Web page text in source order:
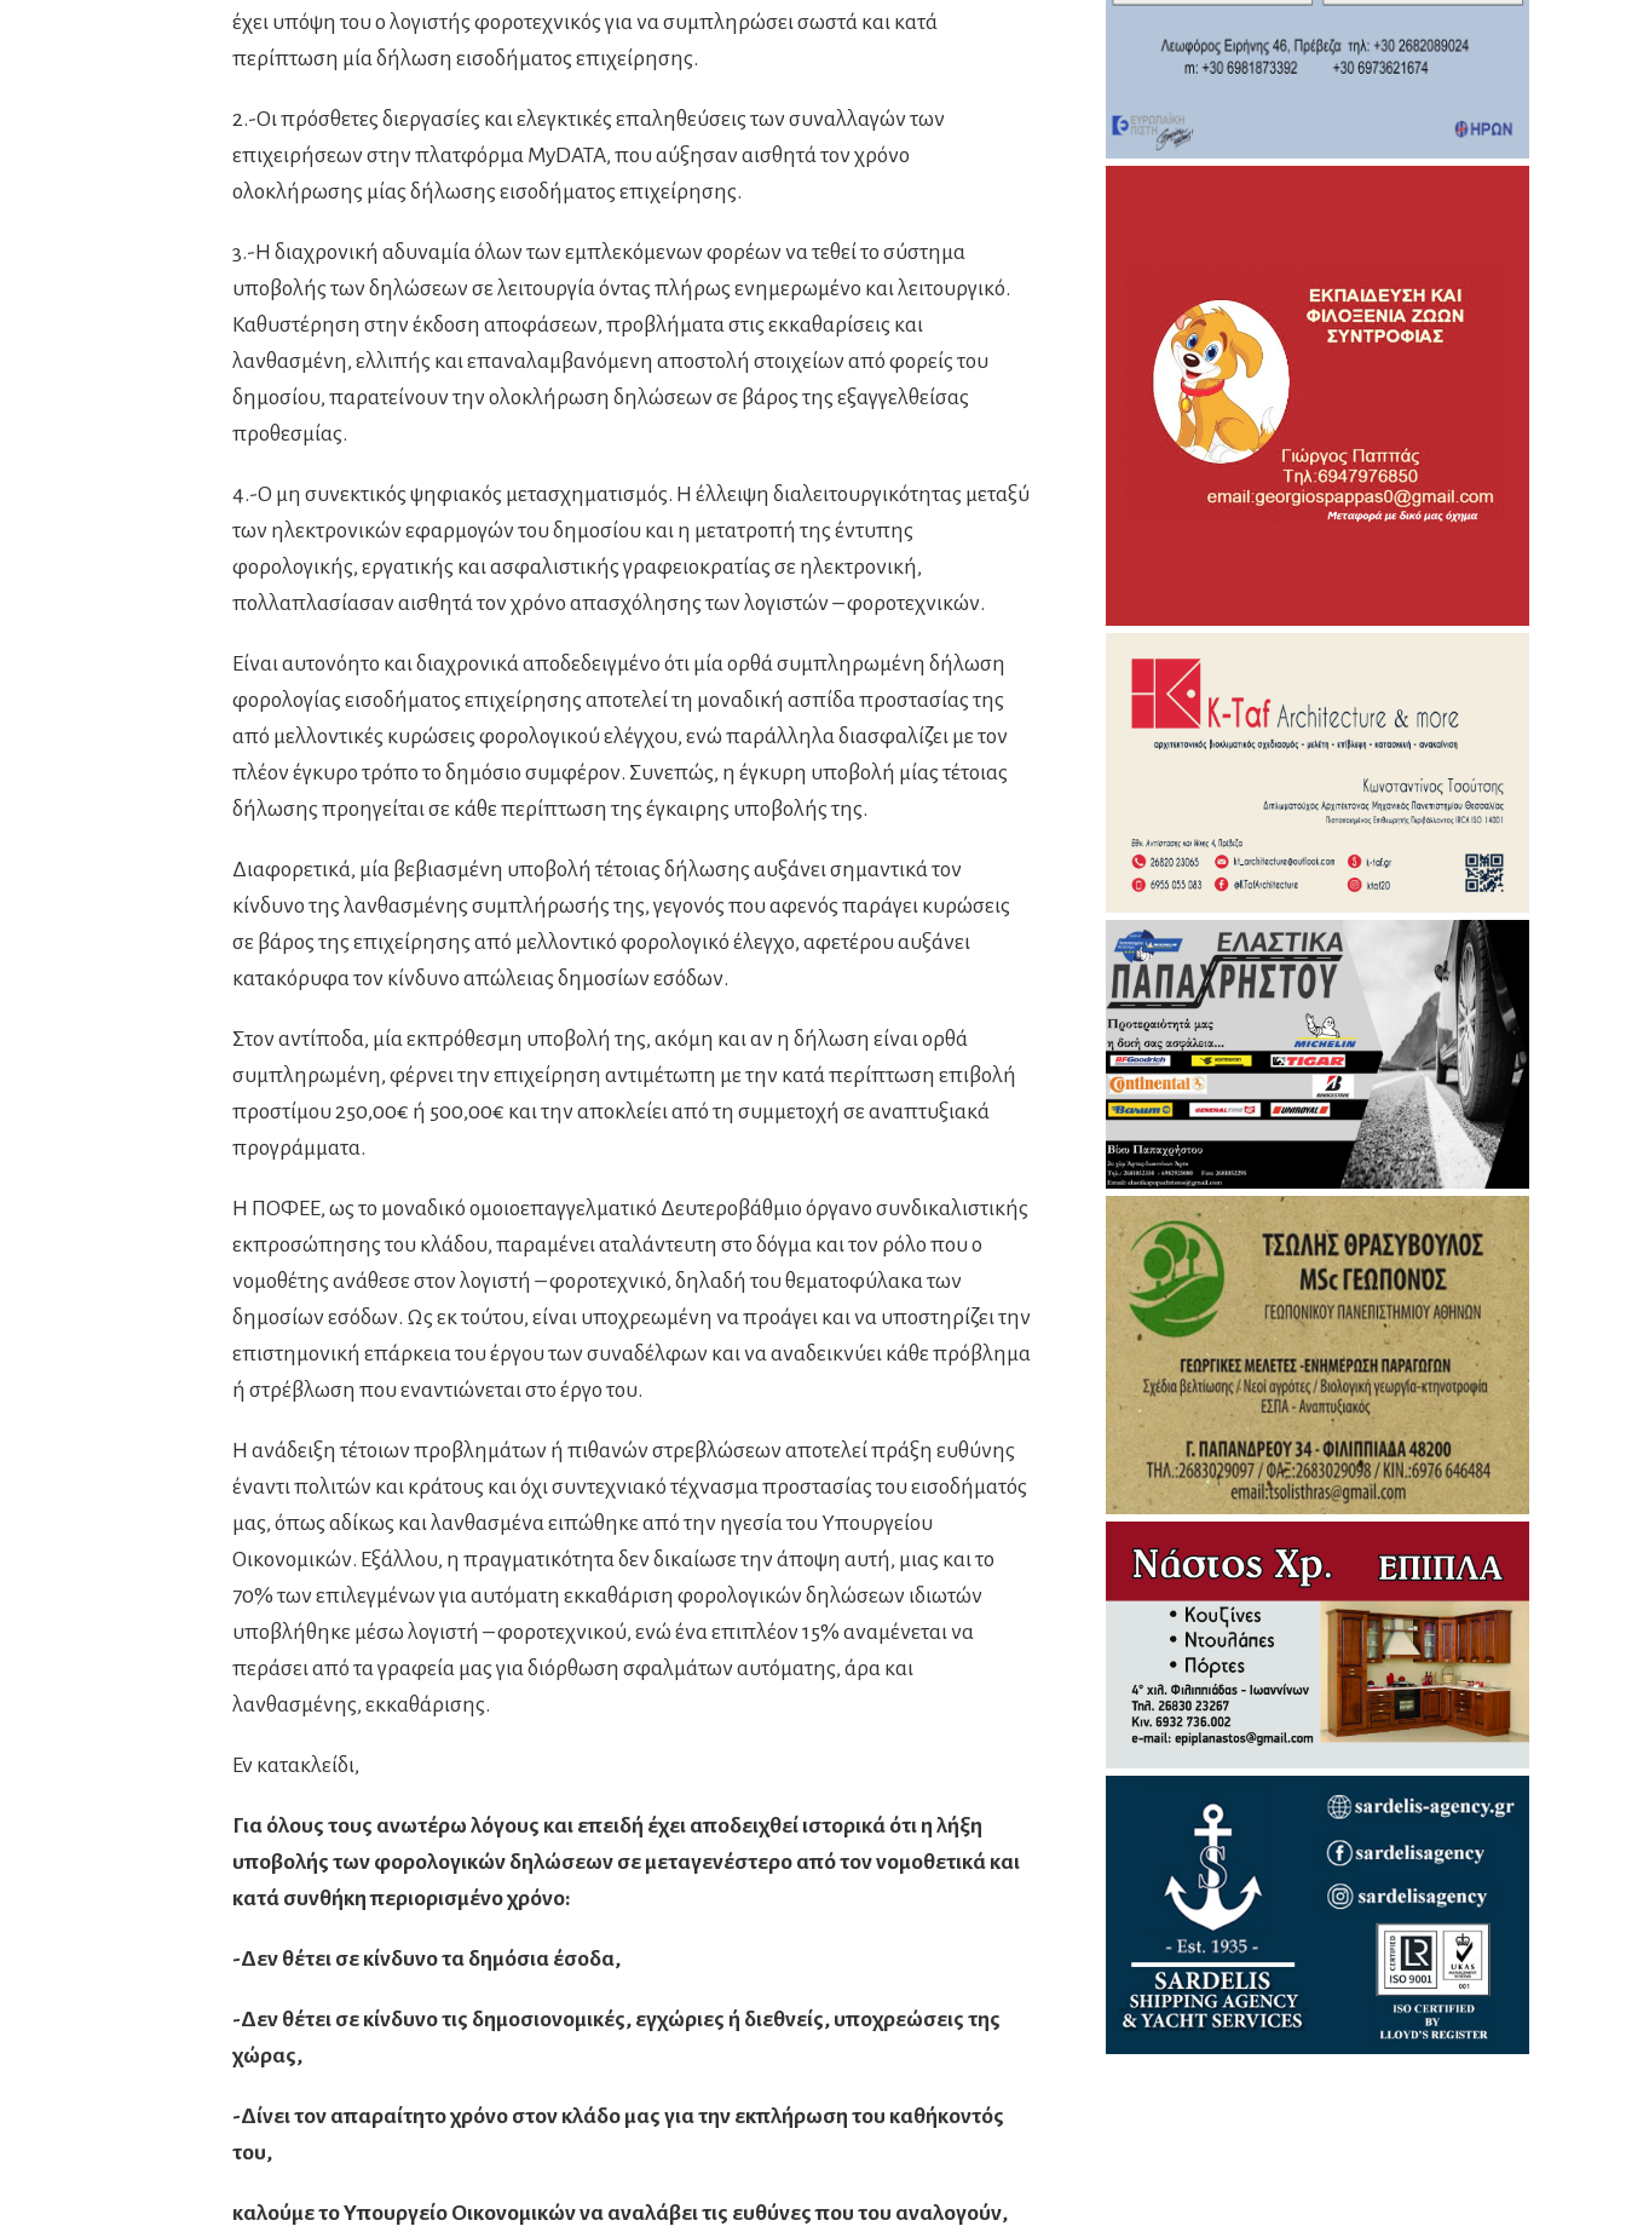
έχει υπόψη του ο λογιστής φοροτεχνικός για να συμπληρώσει σωστά και κατά
περίπτωση μία δήλωση εισοδήματος επιχείρησης.
2.-Οι πρόσθετες διεργασίες και ελεγκτικές επαληθεύσεις των συναλλαγών των
επιχειρήσεων στην πλατφόρμα MyDATA, που αύξησαν αισθητά τον χρόνο
ολοκλήρωσης μίας δήλωσης εισοδήματος επιχείρησης.
3.-Η διαχρονική αδυναμία όλων των εμπλεκόμενων φορέων να τεθεί το σύστημα
υποβολής των δηλώσεων σε λειτουργία όντας πλήρως ενημερωμένο και λειτουργικό.
Καθυστέρηση στην έκδοση αποφάσεων, προβλήματα στις εκκαθαρίσεις και
λανθασμένη, ελλιπής και επαναλαμβανόμενη αποστολή στοιχείων από φορείς του
δημοσίου, παρατείνουν την ολοκλήρωση δηλώσεων σε βάρος της εξαγγελθείσας
προθεσμίας.
4.-Ο μη συνεκτικός ψηφιακός μετασχηματισμός. Η έλλειψη διαλειτουργικότητας μεταξύ
των ηλεκτρονικών εφαρμογών του δημοσίου και η μετατροπή της έντυπης
φορολογικής, εργατικής και ασφαλιστικής γραφειοκρατίας σε ηλεκτρονική,
πολλαπλασίασαν αισθητά τον χρόνο απασχόλησης των λογιστών – φοροτεχνικών.
Είναι αυτονόητο και διαχρονικά αποδεδειγμένο ότι μία ορθά συμπληρωμένη δήλωση
φορολογίας εισοδήματος επιχείρησης αποτελεί τη μοναδική ασπίδα προστασίας της
από μελλοντικές κυρώσεις φορολογικού ελέγχου, ενώ παράλληλα διασφαλίζει με τον
πλέον έγκυρο τρόπο το δημόσιο συμφέρον. Συνεπώς, η έγκυρη υποβολή μίας τέτοιας
δήλωσης προηγείται σε κάθε περίπτωση της έγκαιρης υποβολής της.
Διαφορετικά, μία βεβιασμένη υποβολή τέτοιας δήλωσης αυξάνει σημαντικά τον
κίνδυνο της λανθασμένης συμπλήρωσής της, γεγονός που αφενός παράγει κυρώσεις
σε βάρος της επιχείρησης από μελλοντικό φορολογικό έλεγχο, αφετέρου αυξάνει
κατακόρυφα τον κίνδυνο απώλειας δημοσίων εσόδων.
Στον αντίποδα, μία εκπρόθεσμη υποβολή της, ακόμη και αν η δήλωση είναι ορθά
συμπληρωμένη, φέρνει την επιχείρηση αντιμέτωπη με την κατά περίπτωση επιβολή
προστίμου 250,00€ ή 500,00€ και την αποκλείει από τη συμμετοχή σε αναπτυξιακά
προγράμματα.
Η ΠΟΦΕΕ, ως το μοναδικό ομοιοεπαγγελματικό Δευτεροβάθμιο όργανο συνδικαλιστικής
εκπροσώπησης του κλάδου, παραμένει αταλάντευτη στο δόγμα και τον ρόλο που ο
νομοθέτης ανάθεσε στον λογιστή – φοροτεχνικό, δηλαδή του θεματοφύλακα των
δημοσίων εσόδων. Ως εκ τούτου, είναι υποχρεωμένη να προάγει και να υποστηρίζει την
επιστημονική επάρκεια του έργου των συναδέλφων και να αναδεικνύει κάθε πρόβλημα
ή στρέβλωση που εναντιώνεται στο έργο του.
Η ανάδειξη τέτοιων προβλημάτων ή πιθανών στρεβλώσεων αποτελεί πράξη ευθύνης
έναντι πολιτών και κράτους και όχι συντεχνιακό τέχνασμα προστασίας του εισοδήματός
μας, όπως αδίκως και λανθασμένα ειπώθηκε από την ηγεσία του Υπουργείου
Οικονομικών. Εξάλλου, η πραγματικότητα δεν δικαίωσε την άποψη αυτή, μιας και το
70% των επιλεγμένων για αυτόματη εκκαθάριση φορολογικών δηλώσεων ιδιωτών
υποβλήθηκε μέσω λογιστή – φοροτεχνικού, ενώ ένα επιπλέον 15% αναμένεται να
περάσει από τα γραφεία μας για διόρθωση σφαλμάτων αυτόματης, άρα και
λανθασμένης, εκκαθάρισης.
Εν κατακλείδι,
Για όλους τους ανωτέρω λόγους και επειδή έχει αποδειχθεί ιστορικά ότι η λήξη
υποβολής των φορολογικών δηλώσεων σε μεταγενέστερο από τον νομοθετικά και
κατά συνθήκη περιορισμένο χρόνο:
-Δεν θέτει σε κίνδυνο τα δημόσια έσοδα,
-Δεν θέτει σε κίνδυνο τις δημοσιονομικές, εγχώριες ή διεθνείς, υποχρεώσεις της
χώρας,
-Δίνει τον απαραίτητο χρόνο στον κλάδο μας για την εκπλήρωση του καθήκοντός
του,
καλούμε το Υπουργείο Οικονομικών να αναλάβει τις ευθύνες που του αναλογούν,